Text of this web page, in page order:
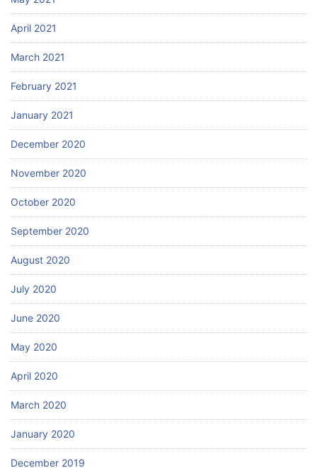
April 2021
March 2021
February 2021
January 2021
December 2020
November 2020
October 2020
September 2020
August 2020
July 2020
June 2020
May 2020
April 2020
March 2020
January 2020
December 2019